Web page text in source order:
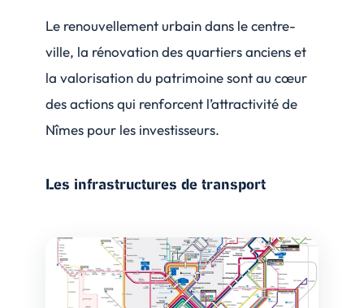
Le renouvellement urbain dans le centre-
ville, la rénovation des quartiers anciens et
la valorisation du patrimoine sont au cœur
des actions qui renforcent l’attractivité de
Nîmes pour les investisseurs.
Les infrastructures de transport